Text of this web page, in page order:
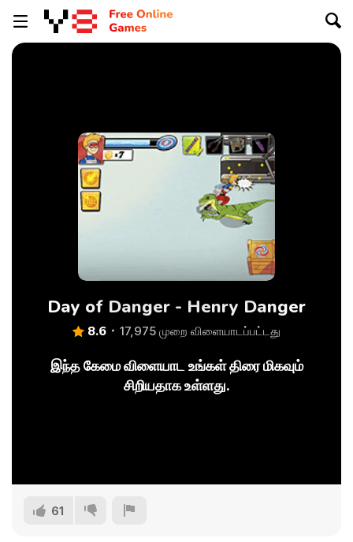
Day of Danger - Henry Danger
8.6 17,975 முறை விளையாடப்பட்டது
இந்த கேமை விளையாட உங்கள் திரை மிகவும்
சிறியதாக உள்ளது.
61